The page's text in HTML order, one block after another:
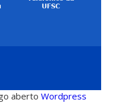
abertoWordpress